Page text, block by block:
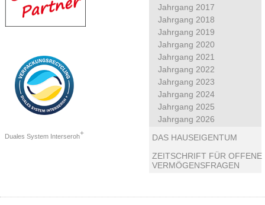
Duales System Interseroh+
Jahrgang 2017
Jahrgang 2018
Jahrgang 2019
Jahrgang 2020
Jahrgang 2021
Jahrgang 2022
Jahrgang 2023
Jahrgang 2024
Jahrgang 2025
Jahrgang 2026
DAS HAUSEIGENTUM
ZEITSCHRIFT FÜR OFFENE
VERMÖGENSFRAGEN